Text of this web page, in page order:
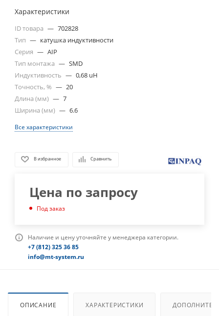
Характеристики
ID товара — 702828
Тип — катушка индуктивности
Серия — AIP
Тип монтажа — SMD
Индуктивность — 0,68 uH
Точность, % — 20
Длина (мм) — 7
Ширина (мм) — 6.6
Все характеристики
В избранное Сравнить
Цена по запросу
Под заказ
Наличие и цену уточняйте у менеджера категории.
+7 (812) 325 36 85
info@mt-system.ru
ОПИСАНИЕ ХАРАКТЕРИСТИКИ